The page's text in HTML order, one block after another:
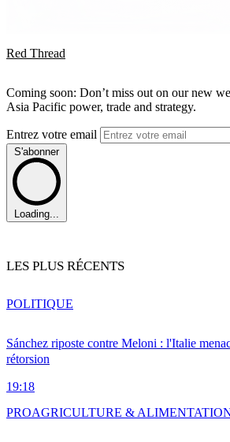
Red Thread
Coming soon: Don’t miss out on our new
Asia Pacific power, trade and strategy.
Entrez votre email
S'abonner
Loading...
LES PLUS RÉCENTS
Sánchez riposte contre Meloni : l'Italie
rétorsion
19:18
POLITIQUE
PROAGRICULTURE &